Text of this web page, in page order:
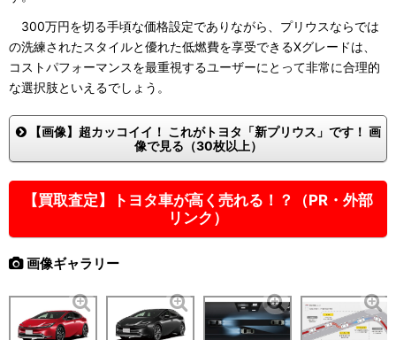
300万円を切る手頃な価格設定でありながら、プリウスならでは
の洗練されたスタイルと優れた低燃費を享受できるXグレードは、
コストパフォーマンスを最重視するユーザーにとって非常に合理的
な選択肢といえるでしょう。
【画像】超カッコイイ！ これがトヨタ「新プリウス」です！ 画
像で見る（30枚以上）
【買取査定】トヨタ車が高く売れる！？（PR・外部
リンク）
画像ギャラリー